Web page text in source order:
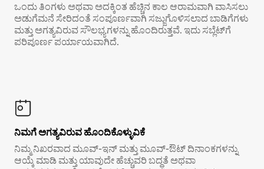
ಒಂದು ತಿಂಗಳು ಅಥವಾ ಅದಕ್ಕಿಂತ ಹೆಚ್ಚಿನ ಕಾಲ ಆರಾಮವಾಗಿ ವಾಸಿಸಲು
ಅಡುಗೆಮನೆ ಸೇರಿದಂತೆ ಸಂಪೂರ್ಣವಾಗಿ ಸಜ್ಜುಗೊಳಿಸಲಾದ ಬಾಡಿಗೆಗಳು
ಮತ್ತು ಅಗತ್ಯವಿರುವ ಸೌಲಭ್ಯಗಳನ್ನು ಹೊಂದಿರುತ್ತವೆ. ಇದು ಸಬ್ಲೆಟ್‌ಗೆ
ಪರಿಪೂರ್ಣ ಪರ್ಯಾಯವಾಗಿದೆ.
ನಿಮಗೆ ಅಗತ್ಯವಿರುವ ಹೊಂದಿಕೊಳ್ಳುವಿಕೆ
ನಿಮ್ಮ ನಿಖರವಾದ ಮೂವ್-ಇನ್ ಮತ್ತು ಮೂವ್-ಔಟ್ ದಿನಾಂಕಗಳನ್ನು
ಆಯ್ಕೆ ಮಾಡಿ ಮತ್ತು ಯಾವುದೇ ಹೆಚ್ಚುವರಿ ಬದ್ಧತೆ ಅಥವಾ